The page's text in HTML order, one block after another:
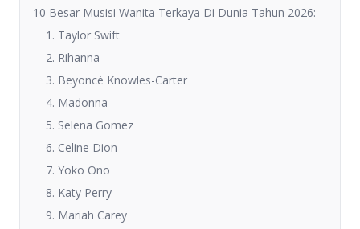
10 Besar Musisi Wanita Terkaya Di Dunia Tahun 2026:
1. Taylor Swift
2. Rihanna
3. Beyoncé Knowles-Carter
4. Madonna
5. Selena Gomez
6. Celine Dion
7. Yoko Ono
8. Katy Perry
9. Mariah Carey